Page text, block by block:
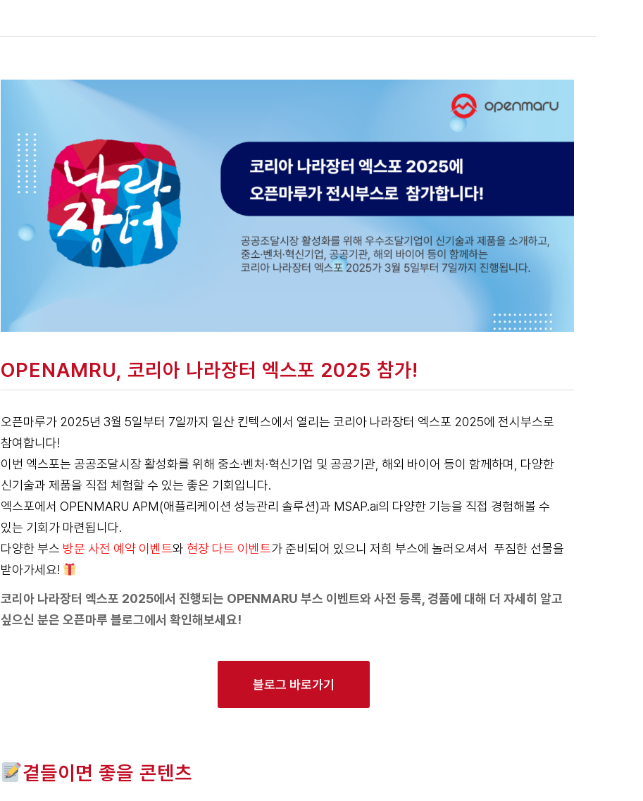
OPENAMRU, 코리아 나라장터 엑스포 2025 참가!
오픈마루가 2025년 3월 5일부터 7일까지 일산 킨텍스에서 열리는 코리아 나라장터 엑스포 2025에 전시부스로
참여합니다!
이번 엑스포는 공공조달시장 활성화를 위해 중소·벤처·혁신기업 및 공공기관, 해외 바이어 등이 함께하며, 다양한
신기술과 제품을 직접 체험할 수 있는 좋은 기회입니다.
엑스포에서 OPENMARU APM(애플리케이션 성능관리 솔루션)과 MSAP.ai의 다양한 기능을 직접 경험해볼 수
있는 기회가 마련됩니다.
다양한 부스 방문 사전 예약 이벤트와 현장 다트 이벤트가 준비되어 있으니 저희 부스에 놀러오셔서 푸짐한 선물을
받아가세요!
코리아 나라장터 엑스포 2025에서 진행되는 OPENMARU 부스 이벤트와 사전 등록, 경품에 대해 더 자세히 알고
싶으신 분은 오픈마루 블로그에서 확인해보세요!
블로그 바로가기
곁들이면 좋을 콘텐츠